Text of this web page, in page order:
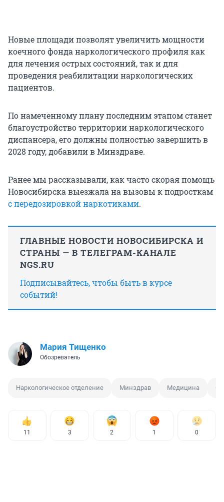
Новые площади позволят увеличить мощности
коечного фонда наркологического профиля как
для лечения острых состояний, так и для
проведения реабилитации наркологических
пациентов.
По намеченному плану последним этапом станет
благоустройство территории наркологического
диспансера, его должны полностью завершить в
2028 году, добавили в Минздраве.
Ранее мы рассказывали, как часто скорая помощь
Новосибирска выезжала на вызовы к подросткам
с передозировкой наркотиками.
ГЛАВНЫЕ НОВОСТИ НОВОСИБИРСКА И
СТРАНЫ — В ТЕЛЕГРАМ-КАНАЛЕ
NGS.RU
Подписывайтесь, чтобы быть в курсе
событий!
Мария Тищенко
Обозреватель
Наркологическое отделение Минздрав Медицина
11 3 2 1 0